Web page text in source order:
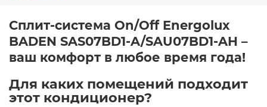
Сплит-система On/Off Energolux
BADEN SAS07BD1-A/SAU07BD1-AH –
ваш комфорт в любое время года! ​
Для каких помещений подходит
этот кондиционер? ​